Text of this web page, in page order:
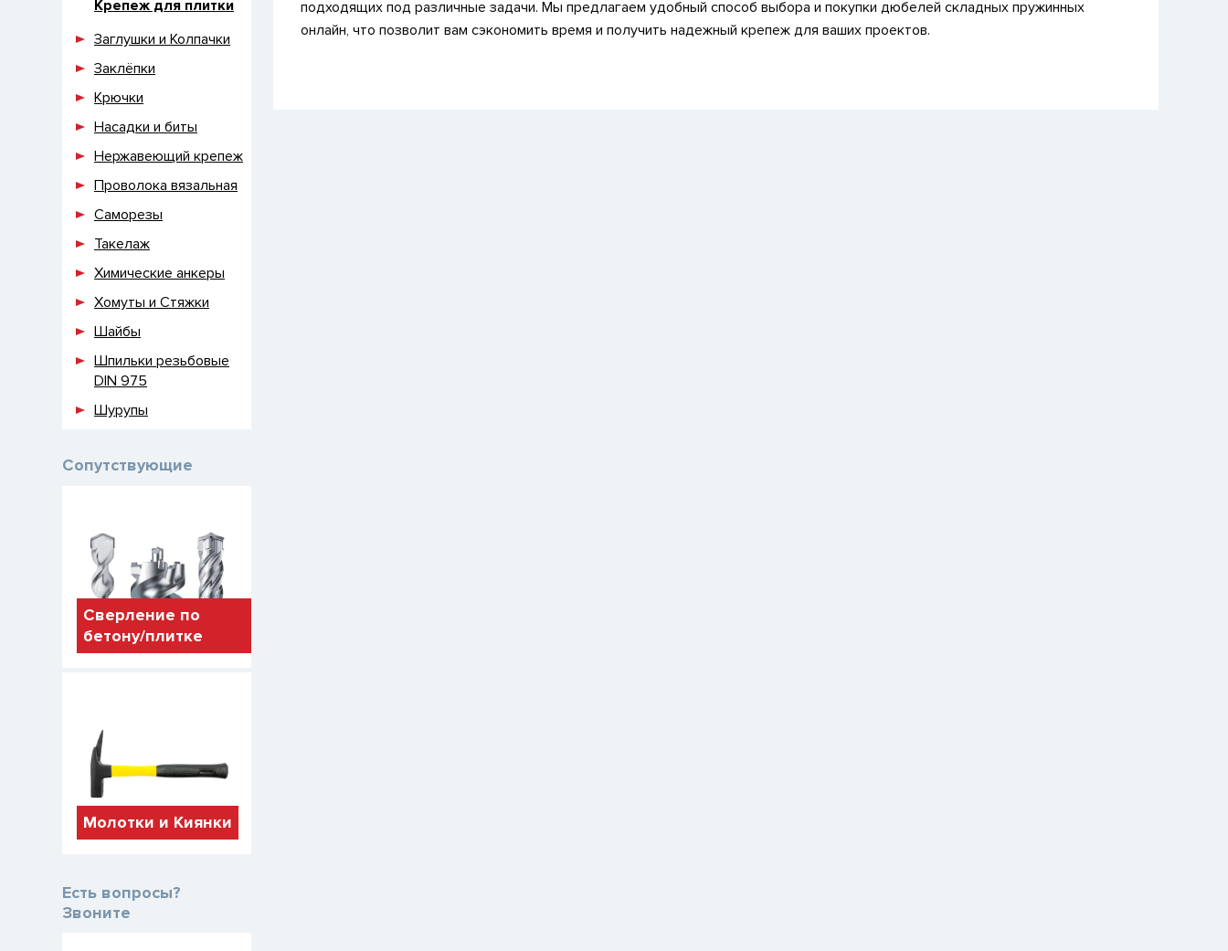
Крепеж для плитки
Заглушки и Колпачки
Заклёпки
Крючки
Насадки и биты
Нержавеющий крепеж
Проволока вязальная
Саморезы
Такелаж
Химические анкеры
Хомуты и Стяжки
Шайбы
Шпильки резьбовые
DIN 975
Шурупы
Сопутствующие
Сверление по
бетону/плитке
Молотки и Киянки
Есть вопросы?
Звоните
подходящих под различные задачи. Мы предлагаем удобный способ выбора и покупки дюбелей складных пружинных
онлайн, что позволит вам сэкономить время и получить надежный крепеж для ваших проектов.